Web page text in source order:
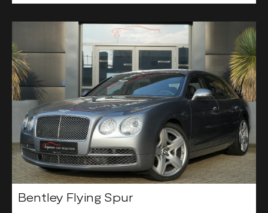
Bentley Flying Spur